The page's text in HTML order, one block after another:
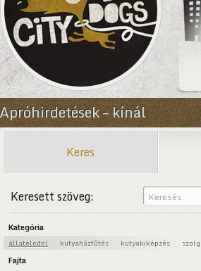
Apróhirdetések – kínál
Keres
Keresett szöveg:
Kategória
állateledel kutyaházfűtés kutyakiképzés
Fajta